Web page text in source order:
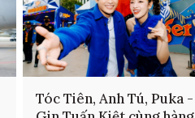
Tóc Tiên, Anh Tú, Puka -